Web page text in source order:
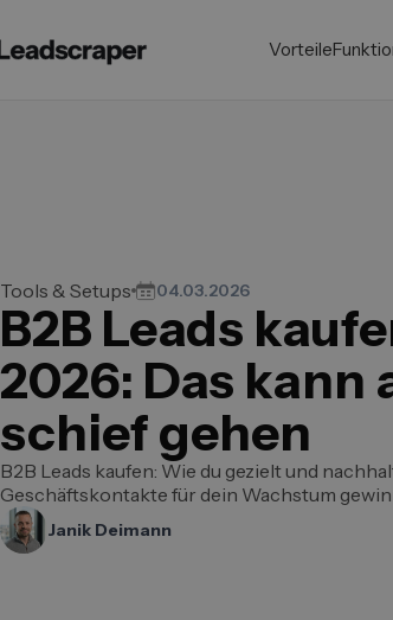
Vorteile
Tools & Setups 04.03.2026
B2B Leads
2026: Das kann
schief gehen
B2B Leads kaufen: Wie du gezielt und
Geschäftskontakte für dein Wachstum
Janik Deimann